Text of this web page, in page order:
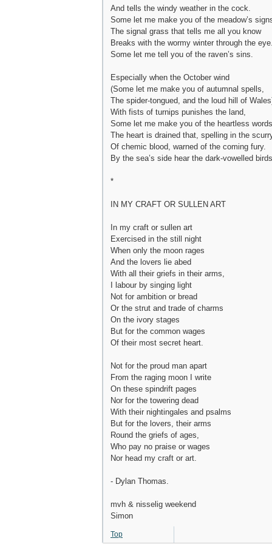
And tells the windy weather in the cock.
Some let me make you of the meadow’s
The signal grass that tells me all you know
Breaks with the wormy winter through the
Some let me tell you of the raven’s sins.
Especially when the October wind
(Some let me make you of autumnal spells,
The spider-tongued, and the loud hill of
With fists of turnips punishes the land,
Some let me make you of the heartless
The heart is drained that, spelling in the
Of chemic blood, warned of the coming fury.
By the sea’s side hear the dark-vowelled birds
*
IN MY CRAFT OR SULLEN ART
In my craft or sullen art
Exercised in the still night
When only the moon rages
And the lovers lie abed
With all their griefs in their arms,
I labour by singing light
Not for ambition or bread
Or the strut and trade of charms
On the ivory stages
But for the common wages
Of their most secret heart.
Not for the proud man apart
From the raging moon I write
On these spindrift pages
Nor for the towering dead
With their nightingales and psalms
But for the lovers, their arms
Round the griefs of ages,
Who pay no praise or wages
Nor head my craft or art.
- Dylan Thomas.
mvh & nisselig weekend
Simon
Top